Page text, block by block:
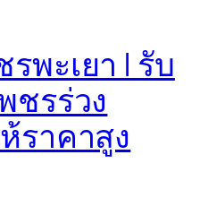
พะเยา | รับ
ชรร่วง
ราคาสูง